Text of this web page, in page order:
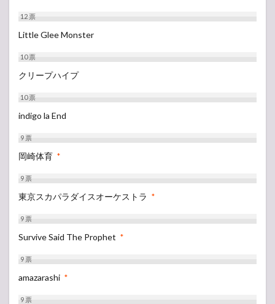
12票
Little Glee Monster
10票
クリープハイプ
10票
indigo la End
9票
岡崎体育 *
9票
東京スカパラダイスオーケストラ *
9票
Survive Said The Prophet *
9票
amazarashi *
9票